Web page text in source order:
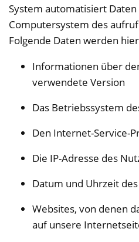
System automatisiert
Computersystem des
Folgende Daten werden
Informationen über
verwendete Version
Das Betriebssystem
Den Internet-Service-
Die IP-Adresse des
Datum und Uhrzeit
Websites, von denen
auf unsere